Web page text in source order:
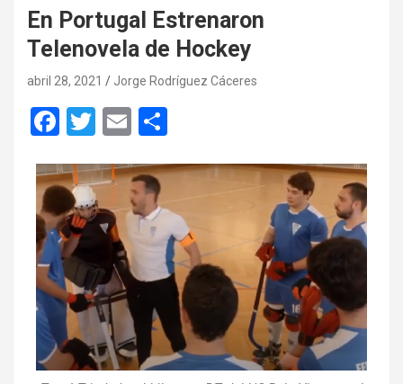
En Portugal Estrenaron
Telenovela de Hockey
abril 28, 2021 Jorge Rodríguez Cáceres
F
ce
b
o
o
k
T
tt
er
E
ail m
p
ar
tir